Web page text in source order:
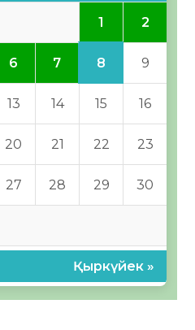
1 2
6 7 8 9
13 14 15 16
20 21 22 23
27 28 29 30
Қыркүйек »